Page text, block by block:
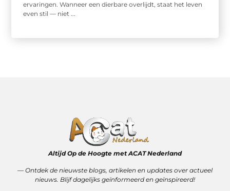
ervaringen. Wanneer een dierbare overlijdt, staat het leven
even stil — niet ...
Altijd Op de Hoogte met ACAT Nederland
–– Ontdek de nieuwste blogs, artikelen en updates over actueel
nieuws. Blijf dagelijks geïnformeerd en geïnspireerd!